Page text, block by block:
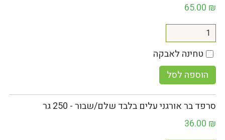
65.00 ₪
טחינה לאבקה
הוספה לסל
סרפד בר אורגני עלים בלבד שלם/שבור - 250 גר
36.00 ₪